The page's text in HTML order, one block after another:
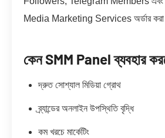
Media Marketing Services অর্ডার করা
কেন SMM Panel ব্যবহার
দ্রুত সোশ্যাল মিডিয়া গ্রোথ
ব্র্যান্ডের অনলাইন উপস্থিতি বৃদ্ধি
কম খরচে মার্কেটিং